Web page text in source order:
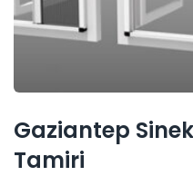
Gaziantep
Tamiri